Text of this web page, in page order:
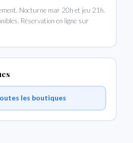
Nocturne mar 20h et jeu 21h.
Réservation en ligne sur
les boutiques